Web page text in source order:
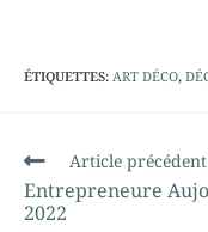
ÉTIQUETTES: ART DÉCO,
Article précédent
Entrepreneure
2022